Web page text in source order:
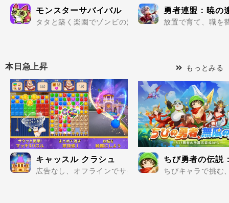
モンスターサバイバル
タタと築く楽園でゾンビの波を迎え撃て..
勇者連盟：暁の
放置で育て、職を
本日急上昇 もっとみる
キャッスル クラシュ
広告なし、オフラインでサクサク遊べちゃう新作パズル
ちび勇者の伝説
ちびキャラで挑む